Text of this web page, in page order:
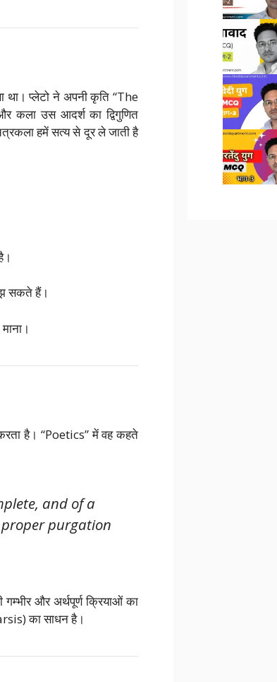
प्लेटो ने अपनी कृति “The
कला उस आदर्श का द्विगुणित
हमें सत्य से दूर ले जाती है
सकते हैं।
है। “Poetics” में वह कहते
and of a
purgation
और अर्थपूर्ण क्रियाओं का
का साधन है।